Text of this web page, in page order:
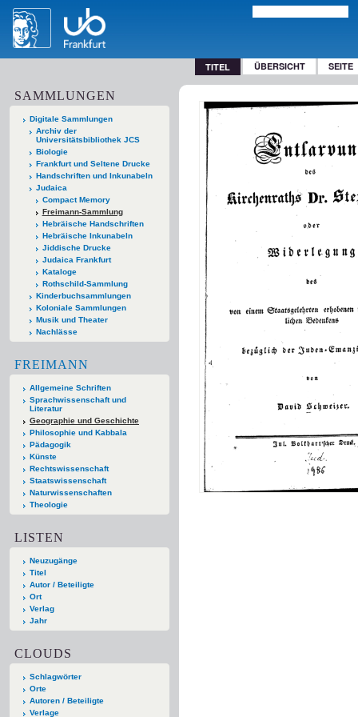
TITEL ÜBERSICHT SEITE
SAMMLUNGEN
Digitale Sammlungen
Archiv der
Universitätsbibliothek JCS
Biologie
Frankfurt und Seltene Drucke
Handschriften und Inkunabeln
Judaica
Compact Memory
Freimann-Sammlung
Hebräische Handschriften
Hebräische Inkunabeln
Jiddische Drucke
Judaica Frankfurt
Kataloge
Rothschild-Sammlung
Kinderbuchsammlungen
Koloniale Sammlungen
Musik und Theater
Nachlässe
FREIMANN
Allgemeine Schriften
Sprachwissenschaft und
Literatur
Geographie und Geschichte
Philosophie und Kabbala
Pädagogik
Künste
Rechtswissenschaft
Staatswissenschaft
Naturwissenschaften
Theologie
LISTEN
Neuzugänge
Titel
Autor / Beteiligte
Ort
Verlag
Jahr
CLOUDS
Schlagwörter
Orte
Autoren / Beteiligte
Verlage